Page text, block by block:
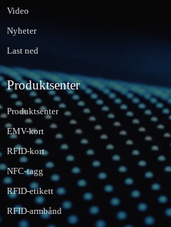
Video
Nyheter
Last ned
Produktsenter
Produktsenter
EMV-kort
RFID-kort
NFC-tagg
RFID-etikett
RFID-armbånd